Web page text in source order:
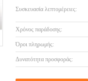
Συσκευασία λεπτομέρειες:
Χρόνος παράδοσης:
Όροι πληρωμής:
Δυνατότητα προσφοράς: